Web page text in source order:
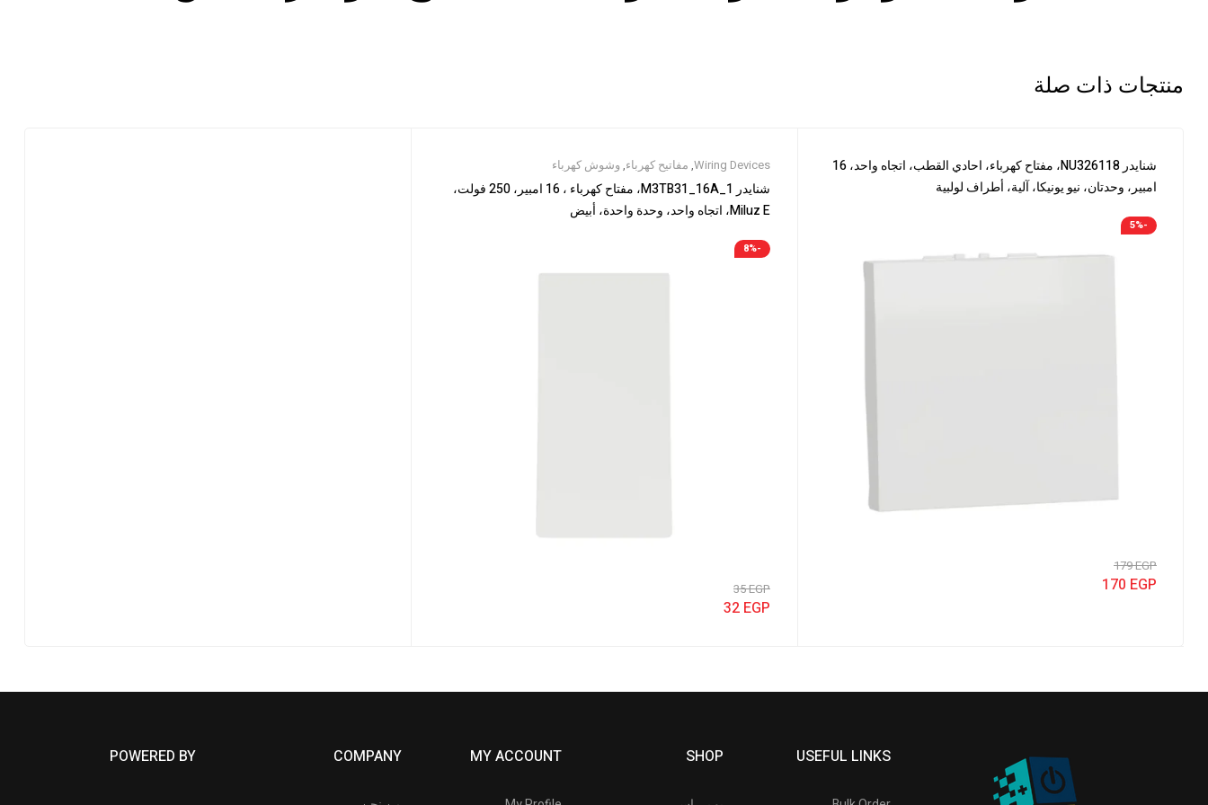
منتجات ذات صلة
شنايدر NU326118، مفتاح كهرباء، احادي القطب، اتجاه واحد، 16
امبير، وحدتان، نيو يونيكا، آلية، أطراف لولبية
-5%
179EGP
170 EGP
Wiring Devices
, مفاتيح كهرباء,وشوش كهرباء
شنايدر M3TB31_16A_1، مفتاح كهرباء ، 16 امبير، 250 فولت،
Miluz E، اتجاه واحد، وحدة واحدة، أبيض
-8%
35EGP
32 EGP
USEFUL LINKS
SHOP
MY ACCOUNT
COMPANY
POWERED BY